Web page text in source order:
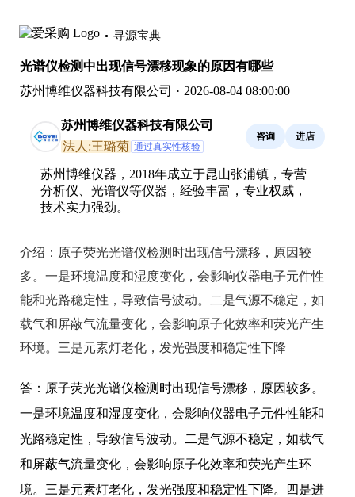
寻源宝典
光谱仪检测中出现信号漂移现象的原因有哪些
苏州博维仪器科技有限公司 · 2026-08-04 08:00:00
苏州博维仪器科技有限公司
法人:王璐菊 通过真实性核验
咨询 进店
苏州博维仪器，2018年成立于昆山张浦镇，专营
分析仪、光谱仪等仪器，经验丰富，专业权威，
技术实力强劲。
介绍： 原子荧光光谱仪检测时出现信号漂移，原因较
多。一是环境温度和湿度变化，会影响仪器电子元件性
能和光路稳定性，导致信号波动。二是气源不稳定，如
载气和屏蔽气流量变化，会影响原子化效率和荧光产生
环境。三是元素灯老化，发光强度和稳定性下降
答：原子荧光光谱仪检测时出现信号漂移，原因较多。
一是环境温度和湿度变化，会影响仪器电子元件性能和
光路稳定性，导致信号波动。二是气源不稳定，如载气
和屏蔽气流量变化，会影响原子化效率和荧光产生环
境。三是元素灯老化，发光强度和稳定性下降。四是进